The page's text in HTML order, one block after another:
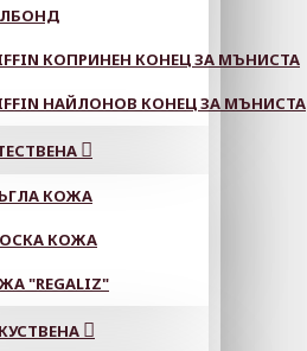
КОПРИНЕН КОНЕЦ ЗА МЪНИСТА
НАЙЛОНОВ КОНЕЦ ЗА МЪНИСТА
КОЖА
КОЖА
"REGALIZ"